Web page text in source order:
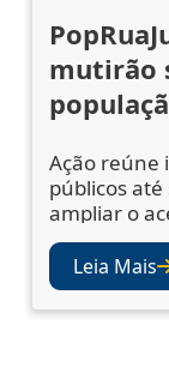
mutirão
Ação reúne
públicos
ampliar o
de rua a
edição do
órgãos
área
São
Leia Mais